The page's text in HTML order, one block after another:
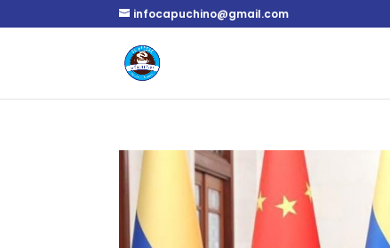
infocapuchino@gmail.com